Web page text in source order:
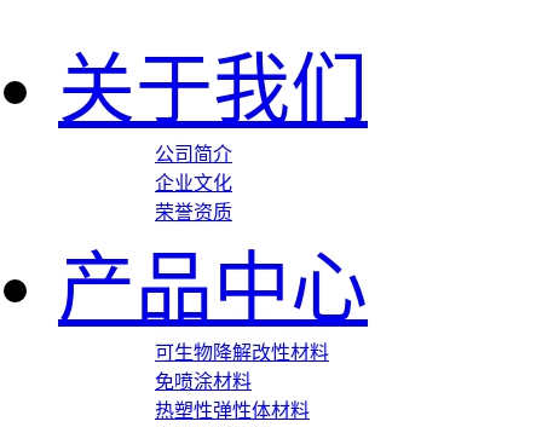
关于我们
公司简介
企业文化
荣誉资质
产品中心
可生物降解改性材料
免喷涂材料
热塑性弹性体材料